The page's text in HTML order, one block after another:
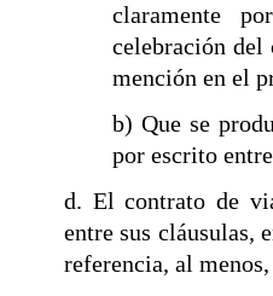
claramente
celebración del
mención en el
b) Que se
por escrito
d. El contrato de
entre sus cláusulas,
referencia, al